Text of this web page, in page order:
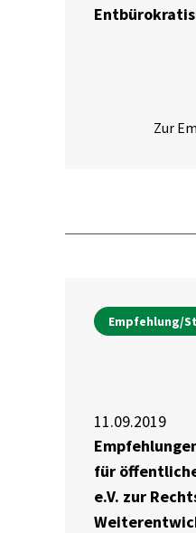
Zur
Empfehlung/
11.09.2019
für
e.V. zur